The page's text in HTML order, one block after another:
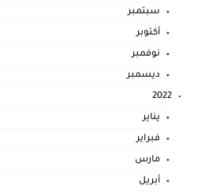
سبتمبر
أكتوبر
نوفمبر
ديسمبر
2022
يناير
فبراير
مارس
أبريل